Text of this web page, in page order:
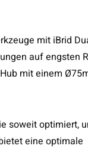
mit iBrid
auf engsten
mit einem
soweit optimiert,
eine optimale